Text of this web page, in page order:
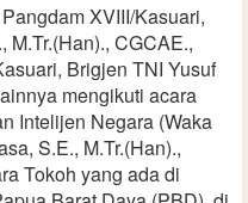
Pangdam XVIII/Kasuari,
M.Tr.(Han)., CGCAE.,
Brigjen TNI Yusuf
mengikuti acara
Intelijen Negara (Waka
S.E., M.Tr.(Han).,
Tokoh yang ada di